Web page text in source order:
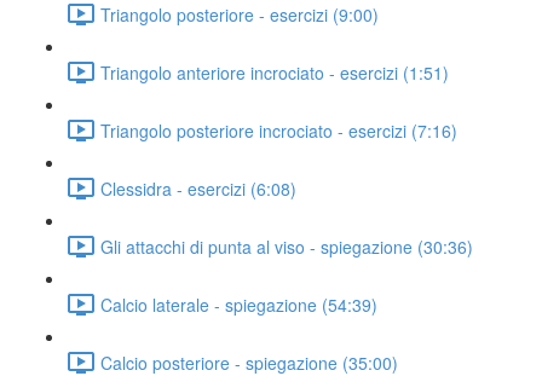
Triangolo posteriore - esercizi (9:00)
Triangolo anteriore incrociato - esercizi (1:51)
Triangolo posteriore incrociato - esercizi (7:16)
Clessidra - esercizi (6:08)
Gli attacchi di punta al viso - spiegazione (30:36)
Calcio laterale - spiegazione (54:39)
Calcio posteriore - spiegazione (35:00)